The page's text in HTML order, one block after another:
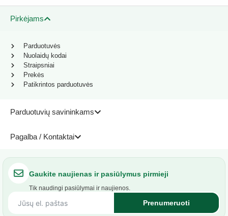
Pirkėjams
Parduotuvių savininkams
Pagalba / Kontaktai
Parduotuvės
Nuolaidų kodai
Straipsniai
Prekės
Patikrintos parduotuvės
Gaukite naujienas ir pasiūlymus pirmieji
Tik naudingi pasiūlymai ir naujienos.
Prenumeruoti